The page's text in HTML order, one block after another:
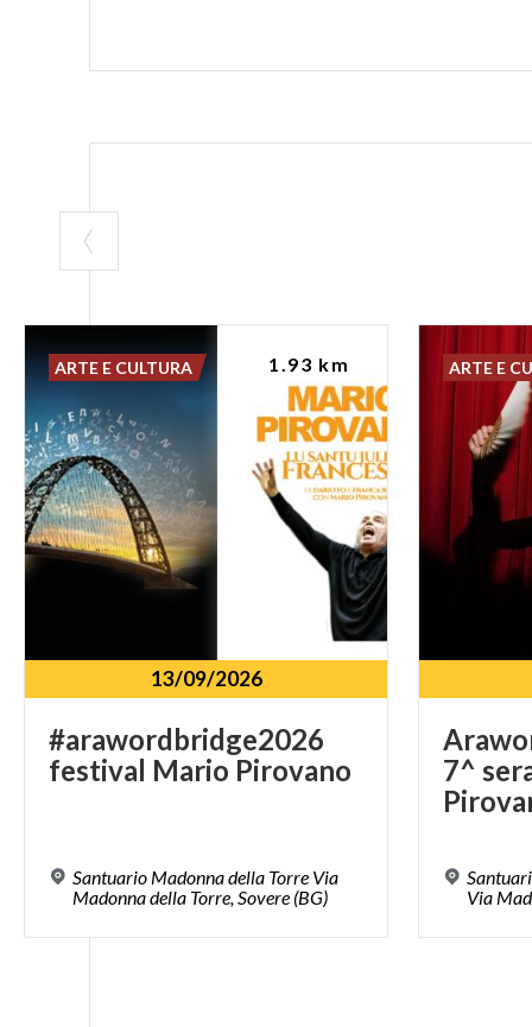
13/09/2026
#arawordbridge2026
festival Mario Pirovano
Santuario Madonna della Torre Via
Madonna della Torre, Sovere (BG)
ARTE E CULTURA 1.93 km
7^
ARTE E